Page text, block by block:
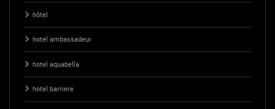
hôtel
hotel ambassadeur
hotel aquabella
hotel barriere